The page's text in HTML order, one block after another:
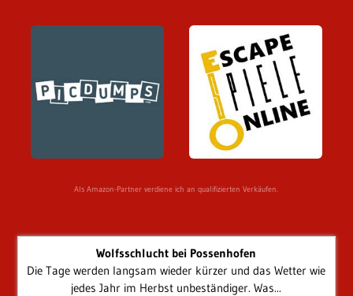
Als Amazon-Partner verdiene ich an qualifizierten Verkäufen.
Wolfsschlucht bei Possenhofen
Die Tage werden langsam wieder kürzer und das Wetter wie
jedes Jahr im Herbst unbeständiger. Was...